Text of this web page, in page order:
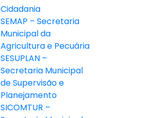
Cidadania
SEMAP – Secretaria
Municipal da
Agricultura e Pecuária
SESUPLAN –
Secretaria Municipal
de Supervisão e
Planejamento
SICOMTUR –